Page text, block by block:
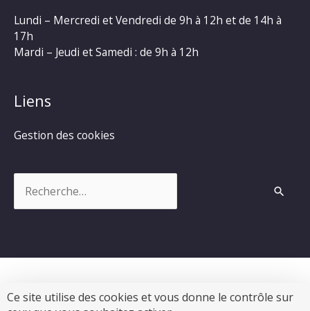
Ce site utilise des cookies et vous donne le contrôle sur
Lundi – Mercredi et Vendredi de 9h à 12h et de 14h à
17h
Mardi – Jeudi et Samedi : de 9h à 12h
Liens
Gestion des cookies
Copyright © 2026Commune de Chevanceaux|